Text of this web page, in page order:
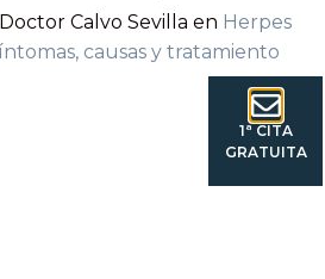
Calvo Sevilla en Herpes
causas y tratamiento
1ª CITA
GRATUITA